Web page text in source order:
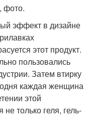
фото.
эффект в дизайне
этот продукт.
пользовались
Затем втирку
каждая женщина
этой
только геля, гель-